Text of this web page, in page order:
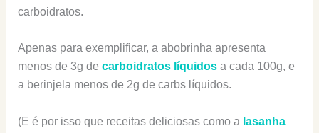
carboidratos.
Apenas para exemplificar, a abobrinha apresenta
menos de 3g de carboidratos líquidosa cada 100g, e
a berinjela menos de 2g de carbs líquidos.
(E é por isso que receitas deliciosas como a lasanha